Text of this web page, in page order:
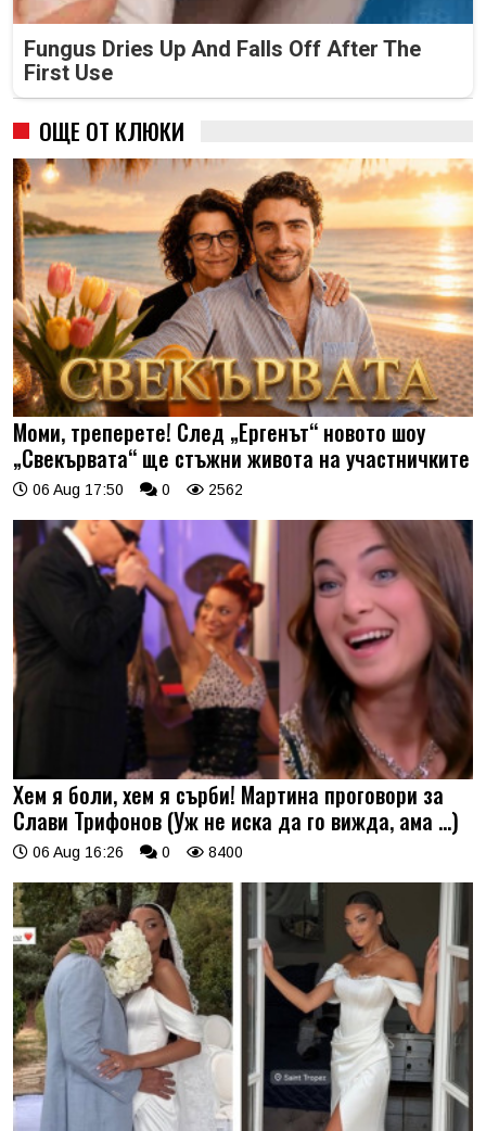
Fungus Dries Up And Falls Off After The
First Use
ОЩЕ ОТ КЛЮКИ
Моми, треперете! След „Ергенът“ новото шоу
„Свекървата“ ще стъжни живота на участничките
06 Aug 17:50 0 2562
Хем я боли, хем я сърби! Мартина проговори за
Слави Трифонов (Уж не иска да го вижда, ама …)
06 Aug 16:26 0 8400